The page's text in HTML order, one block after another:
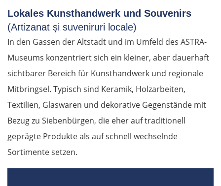
Lokales Kunsthandwerk und Souvenirs
(Artizanat și suveniruri locale)
In den Gassen der Altstadt und im Umfeld des ASTRA-
Museums konzentriert sich ein kleiner, aber dauerhaft
sichtbarer Bereich für Kunsthandwerk und regionale
Mitbringsel. Typisch sind Keramik, Holzarbeiten,
Textilien, Glaswaren und dekorative Gegenstände mit
Bezug zu Siebenbürgen, die eher auf traditionell
geprägte Produkte als auf schnell wechselnde
Sortimente setzen.